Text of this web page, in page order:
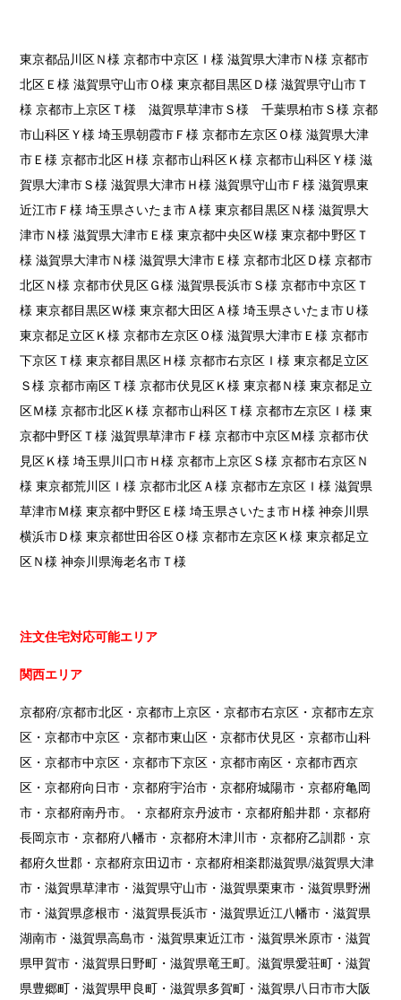
東京都品川区Ｎ様 京都市中京区Ｉ様 滋賀県大津市Ｎ様 京都市
北区Ｅ様 滋賀県守山市Ｏ様 東京都目黒区Ｄ様 滋賀県守山市Ｔ
様 京都市上京区Ｔ様 滋賀県草津市Ｓ様 千葉県柏市Ｓ様 京都
市山科区Ｙ様 埼玉県朝霞市Ｆ様 京都市左京区Ｏ様 滋賀県大津
市Ｅ様 京都市北区Ｈ様 京都市山科区Ｋ様 京都市山科区Ｙ様 滋
賀県大津市Ｓ様 滋賀県大津市Ｈ様 滋賀県守山市Ｆ様 滋賀県東
近江市Ｆ様 埼玉県さいたま市Ａ様 東京都目黒区Ｎ様 滋賀県大
津市Ｎ様 滋賀県大津市Ｅ様 東京都中央区Ｗ様 東京都中野区Ｔ
様 滋賀県大津市Ｎ様 滋賀県大津市Ｅ様 京都市北区Ｄ様 京都市
北区Ｎ様 京都市伏見区Ｇ様 滋賀県長浜市Ｓ様 京都市中京区Ｔ
様 東京都目黒区Ｗ様 東京都大田区Ａ様 埼玉県さいたま市Ｕ様
東京都足立区Ｋ様 京都市左京区Ｏ様 滋賀県大津市Ｅ様 京都市
下京区Ｔ様 東京都目黒区Ｈ様 京都市右京区Ｉ様 東京都足立区
Ｓ様 京都市南区Ｔ様 京都市伏見区Ｋ様 東京都Ｎ様 東京都足立
区Ｍ様 京都市北区Ｋ様 京都市山科区Ｔ様 京都市左京区Ｉ様 東
京都中野区Ｔ様 滋賀県草津市Ｆ様 京都市中京区Ｍ様 京都市伏
見区Ｋ様 埼玉県川口市Ｈ様 京都市上京区Ｓ様 京都市右京区Ｎ
様 東京都荒川区Ｉ様 京都市北区Ａ様 京都市左京区Ｉ様 滋賀県
草津市Ｍ様 東京都中野区Ｅ様 埼玉県さいたま市Ｈ様 神奈川県
横浜市Ｄ様 東京都世田谷区Ｏ様 京都市左京区Ｋ様 東京都足立
区Ｎ様 神奈川県海老名市Ｔ様
注文住宅対応可能エリア
関西エリア
京都府/京都市北区・京都市上京区・京都市右京区・京都市左京
区・京都市中京区・京都市東山区・京都市伏見区・京都市山科
区・京都市中京区・京都市下京区・京都市南区・京都市西京
区・京都府向日市・京都府宇治市・京都府城陽市・京都府亀岡
市・京都府南丹市。・京都府京丹波市・京都府船井郡・京都府
長岡京市・京都府八幡市・京都府木津川市・京都府乙訓郡・京
都府久世郡・京都府京田辺市・京都府相楽郡滋賀県/滋賀県大津
市・滋賀県草津市・滋賀県守山市・滋賀県栗東市・滋賀県野洲
市・滋賀県彦根市・滋賀県長浜市・滋賀県近江八幡市・滋賀県
湖南市・滋賀県高島市・滋賀県東近江市・滋賀県米原市・滋賀
県甲賀市・滋賀県日野町・滋賀県竜王町。滋賀県愛荘町・滋賀
県豊郷町・滋賀県甲良町・滋賀県多賀町・滋賀県八日市市大阪